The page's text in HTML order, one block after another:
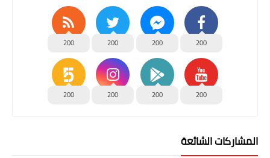
200
200
200
200
200
200
200
200
المشاركات الشائعة